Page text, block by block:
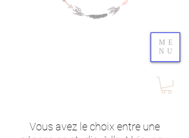
ME
NU
Vous avez le choix entre une